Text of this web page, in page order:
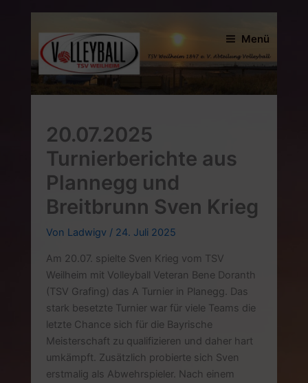
springen
Menü
20.07.2025
Turnierberichte aus
Plannegg und
Breitbrunn Sven Krieg
Von Ladwigv / 24. Juli 2025
Am 20.07. spielte Sven Krieg vom TSV
Weilheim mit Volleyball Veteran Bene Doranth
(TSV Grafing) das A Turnier in Planegg. Das
stark besetzte Turnier war für viele Teams die
letzte Chance sich für die Bayrische
Meisterschaft zu qualifizieren und daher hart
umkämpft. Zusätzlich probierte sich Sven
erstmalig als Abwehrspieler. Nach einem